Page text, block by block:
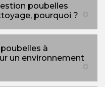
poubelles
pourquoi ?
à
un environnement